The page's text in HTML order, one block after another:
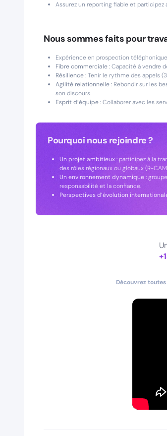
Assurez un reporting fiable et
Nous sommes faits pour
Expérience en prospection
Fibre commerciale :Capacité à vendre
Résilience: Tenir le rythme des appels
Agilité relationnelle : Rebondir sur les
son discours.
Esprit d’équipe :Collaborer avec les
Pourquoi nous rejoindre ?
Un projet ambitieux: participez à la
des rôles régionaux ou globaux (R-
Un environnement dynamique :
responsabilité et la confiance.
Perspectives d’évolution
Découvrez